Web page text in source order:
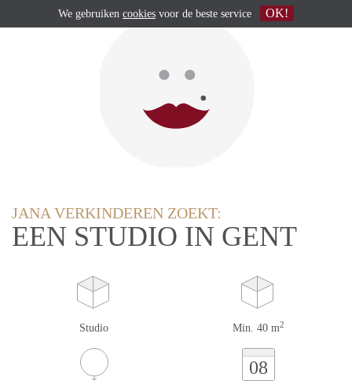
JANA VERKINDEREN ZOEKT:
EEN STUDIO IN GENT
Studio Min. 40 m2
08
We gebruiken cookies voor de beste service OK!